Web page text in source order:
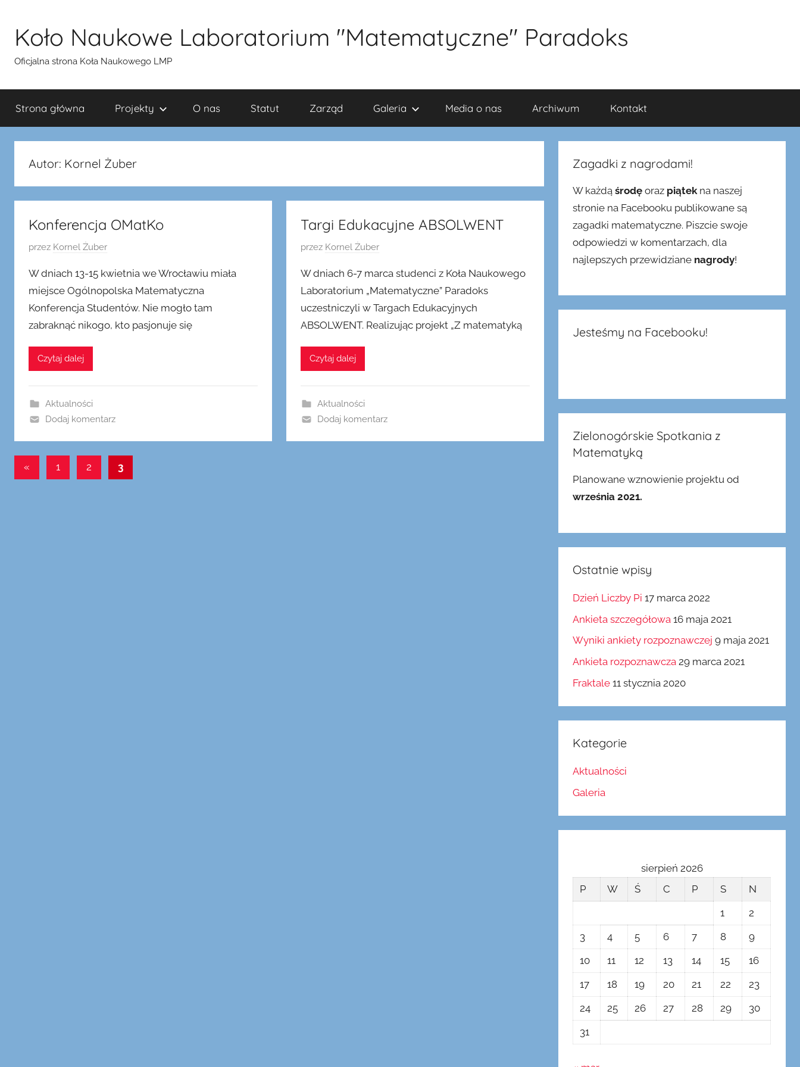
treściKoło Naukowe Laboratorium "Matematyczne" Paradoks
Oficjalna strona Koła Naukowego LMP
Strona główna Projekty O nas Statut Zarząd Galeria Media o nas Archiwum Kontakt
Autor: Kornel Żuber
Konferencja OMatKo
O
u
b
l
i
w
n
o
k
w
przez Kornel Żuber
W dniach 13-15 kwietnia we Wrocławiu miała
miejsce Ogólnopolska Matematyczna
Konferencja Studentów. Nie mogło tam
zabraknąć nikogo, kto pasjonuje się
Czytaj dalej
Aktualności
Dodaj komentarz
Targi Edukacyjne ABSOLWENT
O
u
b
l
i
w
n
o
przez Kornel Żuber
W dniach 6-7 marca studenci z Koła Naukowego
Laboratorium „Matematyczne” Paradoks
uczestniczyli w Targach Edukacyjnych
ABSOLWENT. Realizując projekt „Z matematyką
Czytaj dalej
Aktualności
Dodaj komentarz
Nawigacja
« Poprzednie
1 2 3
Zagadki z nagrodami!
W każdąśrodę oraz piątekna naszej
stronie na Facebooku publikowane są
zagadki matematyczne. Piszcie swoje
odpowiedzi w komentarzach, dla
najlepszych przewidziane nagrody!
Jesteśmy na Facebooku!
Zielonogórskie Spotkania z
Matematyką
Planowane wznowienie projektu od
września 2021.
Ostatnie wpisy
Dzień Liczby Pi 17 marca 2022
Ankieta szczegółowa 16 maja 2021
Wyniki ankiety rozpoznawczej 9 maja 2021
Ankieta rozpoznawcza 29 marca 2021
Fraktale 11 stycznia 2020
Kategorie
Aktualności
Galeria
sierpień 2026
P
W Ś C P S
N
1
2
3
4 5 6 7 8
9
10
11 12 13 14 15
16
17
18 19 20 21 22
23
24
25 26 27 28 29
30
31